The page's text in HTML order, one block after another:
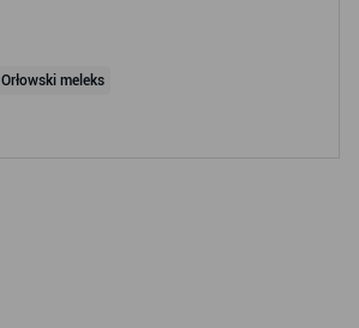
Orłowski meleks